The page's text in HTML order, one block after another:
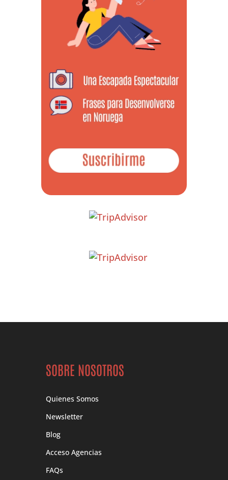
SOBRE NOSOTROS
Quienes Somos
Newsletter
Blog
Acceso Agencias
FAQs